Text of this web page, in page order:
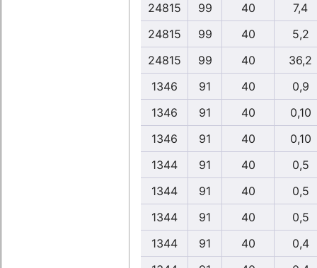
24815
99 40
7,4
24815
99 40
5,2
24815
99 40
36,2
1346
91 40
0,9
1346
91 40
0,10
1346
91 40
0,10
1344
91 40
0,5
1344
91 40
0,5
1344
91 40
0,5
1344
91 40
0,4